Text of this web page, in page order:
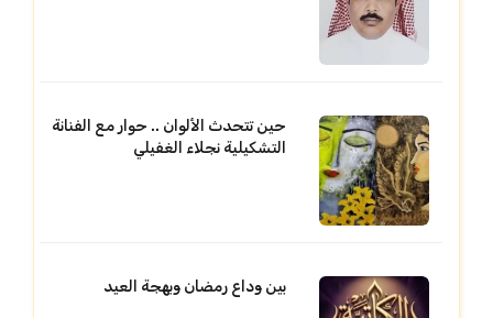
حين تتحدث الألوان .. حوار مع الفنانة
التشكيلية نجلاء الغفيلي
بين وداع رمضان وبهجة العيد